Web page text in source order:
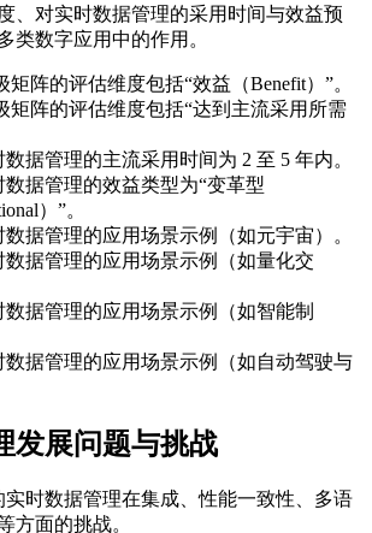
、对实时数据管理的采用时间与效益预
类数字应用中的作用。
矩阵的评估维度包括“效益（Benefit）”。
矩阵的评估维度包括“达到主流采用所需
据管理的主流采用时间为 2 至 5 年内。
据管理的效益类型为“变革型
）”。
据管理的应用场景示例（如元宇宙）。
据管理的应用场景示例（如量化交
据管理的应用场景示例（如智能制
数据管理的应用场景示例（如自动驾驶与
发展问题与挑战
实时数据管理在集成、性能一致性、多语
方面的挑战。